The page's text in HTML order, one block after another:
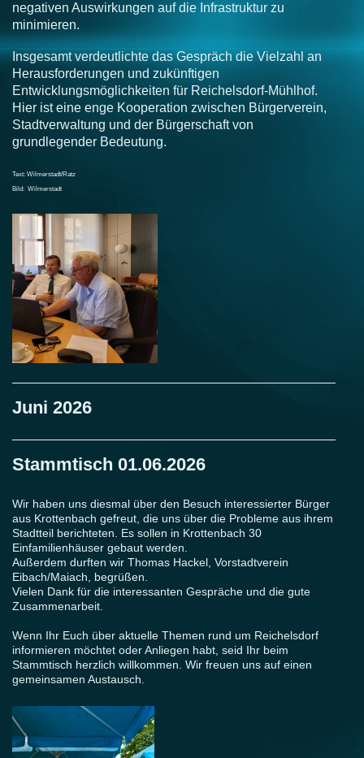
negativen Auswirkungen auf die Infrastruktur zu
minimieren.
Insgesamt verdeutlichte das Gespräch die Vielzahl an
Herausforderungen und zukünftigen
Entwicklungsmöglichkeiten für Reichelsdorf-Mühlhof.
Hier ist eine enge Kooperation zwischen Bürgerverein,
Stadtverwaltung und der Bürgerschaft von
grundlegender Bedeutung.
Text: Wilmerstadt/Ratz
Bild: Wilmerstadt
Juni 2026
Stammtisch 01.06.2026
Wir haben uns diesmal über den Besuch interessierter Bürger
aus Krottenbach gefreut, die uns über die Probleme aus ihrem
Stadtteil berichteten. Es sollen in Krottenbach 30
Einfamilienhäuser gebaut werden.
Außerdem durften wir Thomas Hackel, Vorstadtverein
Eibach/Maiach, begrüßen.
Vielen Dank für die interessanten Gespräche und die gute
Zusammenarbeit.
Wenn Ihr Euch über aktuelle Themen rund um Reichelsdorf
informieren möchtet oder Anliegen habt, seid Ihr beim
Stammtisch herzlich willkommen. Wir freuen uns auf einen
gemeinsamen Austausch.